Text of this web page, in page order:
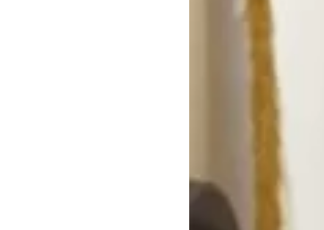
агентств Алтайского края